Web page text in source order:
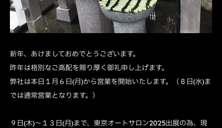
新年、あけましておめでとうございます。
昨年は格別なご高配を賜り厚く御礼申し上げます。
弊社は本日１月６日(月)から営業を開始いたします。（８日(水)ま
では通常営業となります。）
９日(木)～１３日(月)まで、東京オートサロン2025出展の為、現